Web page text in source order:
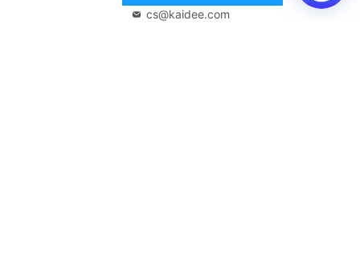
cs@kaidee.com